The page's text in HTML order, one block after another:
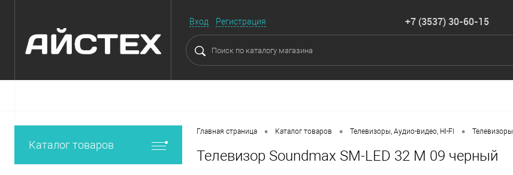
Вход Регистрация +7 (3537) 30-60-15
Каталог товаров
Главная страница • Каталог товаров • Телевизоры, Аудио-видео, HI-FI • Телевизоры
Телевизор Soundmax SM-LED 32 M 09 черный